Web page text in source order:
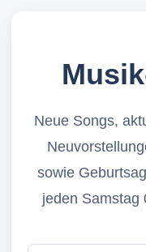
Neue Songs,
sowie
jeden Samstag